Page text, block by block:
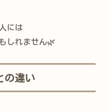
には
しれません🌿
の違い